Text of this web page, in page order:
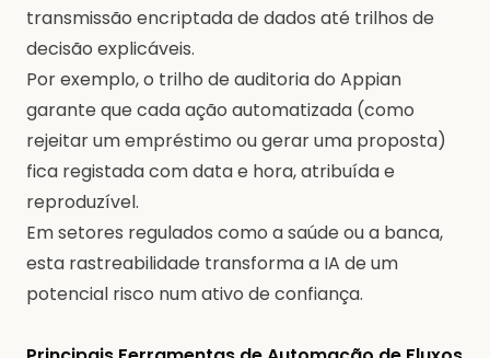
transmissão encriptada de dados até trilhos de
decisão explicáveis.
Por exemplo, o trilho de auditoria do Appian
garante que cada ação automatizada (como
rejeitar um empréstimo ou gerar uma proposta)
fica registada com data e hora, atribuída e
reproduzível.
Em setores regulados como a saúde ou a banca,
esta rastreabilidade transforma a IA de um
potencial risco num ativo de confiança.